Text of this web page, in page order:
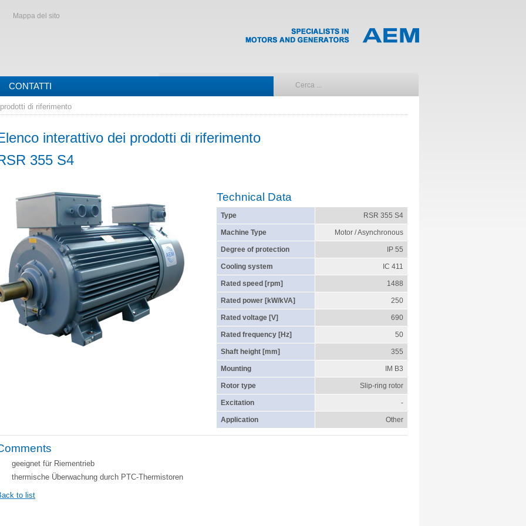
Mappa del sito
CONTATTI
di riferimento
interattivo dei prodotti di riferimento
355 S4
Technical Data
Type RSR 355 S4
Machine Type Motor / Asynchronous
Degree of protection IP 55
Cooling system IC 411
Rated speed [rpm] 1488
Rated power [kW/kVA] 250
Rated voltage [V] 690
Rated frequency [Hz] 50
Shaft height [mm] 355
Mounting IM B3
Rotor type Slip-ring rotor
Excitation -
Application Other
geeignet für Riementrieb
thermische Überwachung durch PTC-Thermistoren
to list